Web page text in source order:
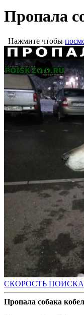
Пропала
Нажмите чтобы
СКОРОСТЬ ПОИСКА
Пропала собака